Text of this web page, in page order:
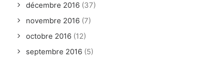
décembre 2016 (37)
novembre 2016 (7)
octobre 2016 (12)
septembre 2016 (5)